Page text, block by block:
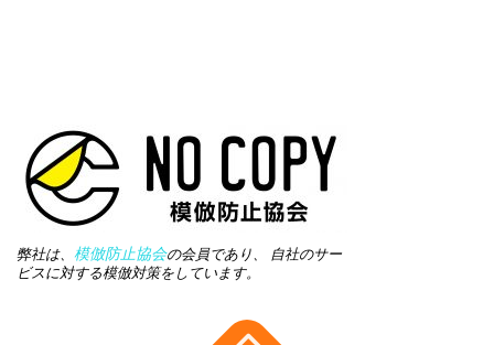
弊社は、 模倣防止協会の会員であり、 自社のサー
ビスに対する模倣対策をしています。